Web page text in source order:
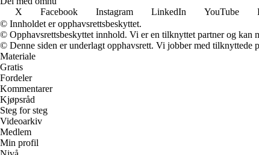
X
Facebook Instagram LinkedIn YouTube
© Innholdet er opphavsrettsbeskyttet.
© Opphavsrettsbeskyttet innhold. Vi er en tilknyttet partner og kan
© Denne siden er underlagt opphavsrett. Vi jobber med tilknyttede
Materiale
Gratis
Fordeler
Kommentarer
Kjøpsråd
Steg for steg
Videoarkiv
Medlem
Min profil